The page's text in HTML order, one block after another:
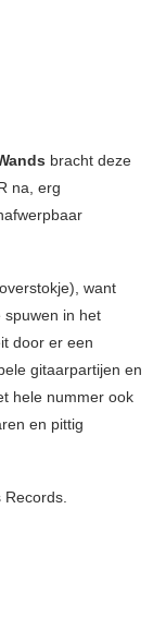
bracht deze
na, erg
want
spuwen in het
door er een
gitaarpartijen en
hele nummer ook
en pittig
Records.